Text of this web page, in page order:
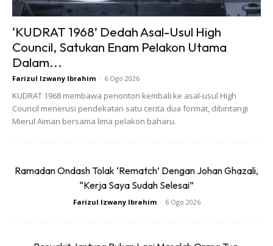
dan kelonggaran.Fitness trainerseharusnya kreatif dalam
merancang pelbagai latihan untuk pelanggannya. Sebuah
program latihan tidak akan dapat sesuai untuk semua
kerana setiap orang mempunyai matlamat dan kebolehan
tersendiri. Adakah
fitness trainer
dengan program yang sama bertahun-tahun?
‘KUDRAT 1968’ Dedah Asal-Usul High
Council, Satukan Enam Pelakon Utama
Dalam...
Farizul Izwany Ibrahim - 6 Ogo 2026
KUDRAT 1968 membawa penonton kembali ke asal-usul High
Council menerusi pendekatan satu cerita dua format, dibintangi
Mierul Aiman bersama lima pelakon baharu.
Ramadan Ondash Tolak ‘Rematch’ Dengan Johan Ghazali,
“Kerja Saya Sudah Selesai”
Farizul Izwany Ibrahim - 6 Ogo 2026